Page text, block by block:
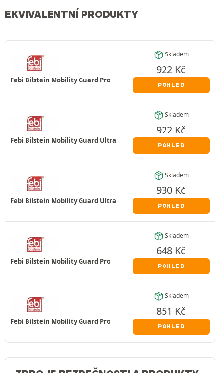
EKVIVALENTNÍ PRODUKTY
Febi Bilstein Mobility Guard Pro
Skladem
922 Kč
POHLED
Febi Bilstein Mobility Guard Ultra
Skladem
922 Kč
POHLED
Febi Bilstein Mobility Guard Ultra
Skladem
930 Kč
POHLED
Febi Bilstein Mobility Guard Pro
Skladem
648 Kč
POHLED
Febi Bilstein Mobility Guard Pro
Skladem
851 Kč
POHLED